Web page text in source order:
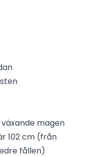
magen
102 cm (från
fållen)